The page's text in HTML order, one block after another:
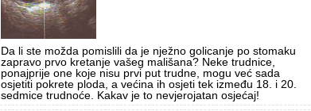
Da li ste možda pomislili da je nježno golicanje po stomaku
zapravo prvo kretanje vašeg mališana? Neke trudnice,
ponajprije one koje nisu prvi put trudne, mogu već sada
osjetiti pokrete ploda, a većina ih osjeti tek između 18. i 20.
sedmice trudnoće. Kakav je to nevjerojatan osjećaj!